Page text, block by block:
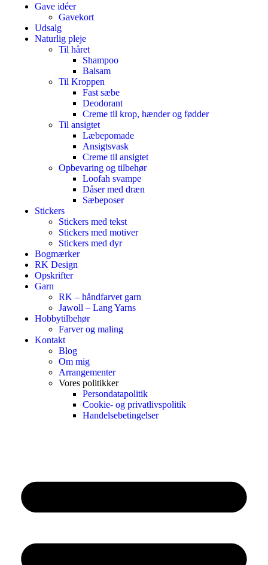
Gave idéer
Gavekort
Udsalg
Naturlig pleje
Til håret
Shampoo
Balsam
Til Kroppen
Fast sæbe
Deodorant
Creme til krop, hænder og fødder
Til ansigtet
Læbepomade
Ansigtsvask
Creme til ansigtet
Opbevaring og tilbehør
Loofah svampe
Dåser med dræn
Sæbeposer
Stickers
Stickers med tekst
Stickers med motiver
Stickers med dyr
Bogmærker
RK Design
Opskrifter
Garn
RK – håndfarvet garn
Jawoll – Lang Yarns
Hobbytilbehør
Farver og maling
Kontakt
Blog
Om mig
Arrangementer
Vores politikker
Persondatapolitik
Cookie- og privatlivspolitik
Handelsebetingelser